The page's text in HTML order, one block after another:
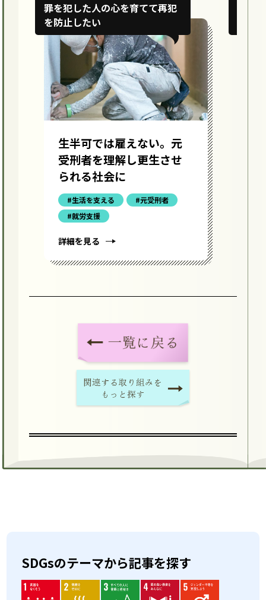
罪を犯した人の心を育てて再犯
を防止したい
生半可では雇えない。元
受刑者を理解し更生させ
られる社会に
#生活を支える
#元受刑者
#就労支援
詳細を見る
SDGsのテーマから記事を探す